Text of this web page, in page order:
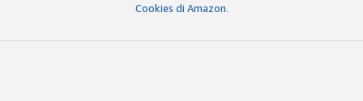
Cookies di Amazon.